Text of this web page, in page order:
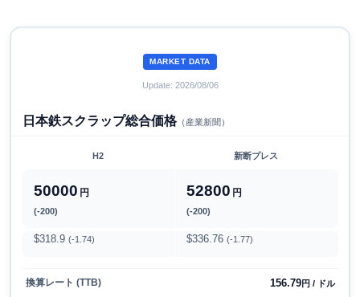
MARKET DATA
Update: 2026/08/06
日本鉄スクラップ総合価格（産業新聞）
H2 新断プレス
50000 円
(-200)
52800 円
(-200)
$318.9 (-1.74) $336.76 (-1.77)
換算レート (TTB) 156.79円 / ドル